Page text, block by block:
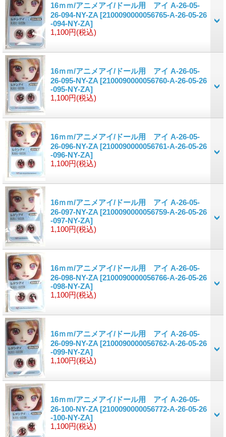
16ｍｍ/アニメアイ/ドール用 アイ A-26-05-
26-094-NY-ZA [2100090000056765-A-26-05-26
-094-NY-ZA]
1,100円(税込)
16ｍｍ/アニメアイ/ドール用 アイ A-26-05-
26-095-NY-ZA [2100090000056760-A-26-05-26
-095-NY-ZA]
1,100円(税込)
16ｍｍ/アニメアイ/ドール用 アイ A-26-05-
26-096-NY-ZA [2100090000056761-A-26-05-26
-096-NY-ZA]
1,100円(税込)
16ｍｍ/アニメアイ/ドール用 アイ A-26-05-
26-097-NY-ZA [2100090000056759-A-26-05-26
-097-NY-ZA]
1,100円(税込)
16ｍｍ/アニメアイ/ドール用 アイ A-26-05-
26-098-NY-ZA [2100090000056766-A-26-05-26
-098-NY-ZA]
1,100円(税込)
16ｍｍ/アニメアイ/ドール用 アイ A-26-05-
26-099-NY-ZA [2100090000056762-A-26-05-26
-099-NY-ZA]
1,100円(税込)
16ｍｍ/アニメアイ/ドール用 アイ A-26-05-
26-100-NY-ZA [2100090000056772-A-26-05-26
-100-NY-ZA]
1,100円(税込)